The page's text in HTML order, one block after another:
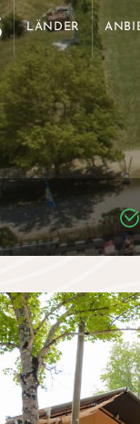
LÄNDER